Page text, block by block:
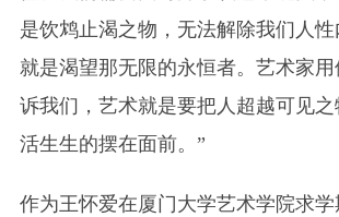
是饮鸩止渴之物，无法解除我们人性
就是渴望那无限的永恒者。艺术家
诉我们，艺术就是要把人超越可见
活生生的摆在面前。”
作为王怀爱在厦门大学艺术学院求